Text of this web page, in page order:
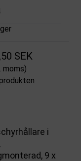
SEK
moms)
i
9 x